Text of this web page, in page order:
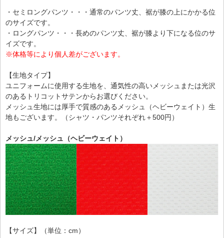
・セミロングパンツ・・・通常のパンツ丈、裾が膝の上にかかる位
のサイズです。
・ロングパンツ・・・長めのパンツ丈、裾が膝より下になる位のサ
イズです。
※体格等により個人差がございます。
【生地タイプ】
ユニフォームに使用する生地を、通気性の高いメッシュまたは光沢
のあるトリコットサテンからお選びください。
メッシュ生地には厚手で質感のあるメッシュ（ヘビーウェイト）生
地もございます。（シャツ・パンツそれぞれ＋500円）
メッシュ/メッシュ（ヘビーウェイト）
【サイズ】（単位：cm）